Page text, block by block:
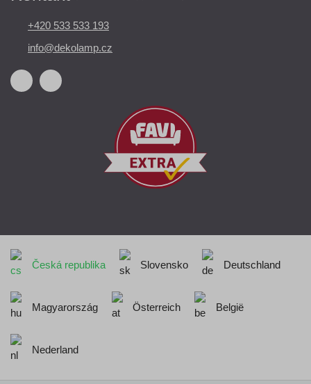
+420 533 533 193
info@dekolamp.cz
Česká republika Slovensko Deutschland
Magyarország Österreich België
Nederland